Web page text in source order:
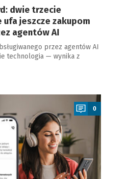
dwie trzecie
ufa jeszcze zakupom
agentów AI
przez agentów AI
technologia — wynika z
0